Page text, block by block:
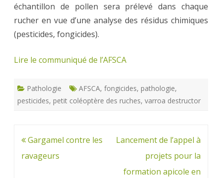
échantillon de pollen sera prélevé dans chaque
rucher en vue d’une analyse des résidus chimiques
(pesticides, fongicides).
Lire le communiqué de l’AFSCA
Pathologie AFSCA, fongicides, pathologie,
pesticides, petit coléoptère des ruches, varroa destructor
Navigation
de
Gargamel contre les
ravageurs
Lancement de l’appel à
projets pour la
formation apicole en